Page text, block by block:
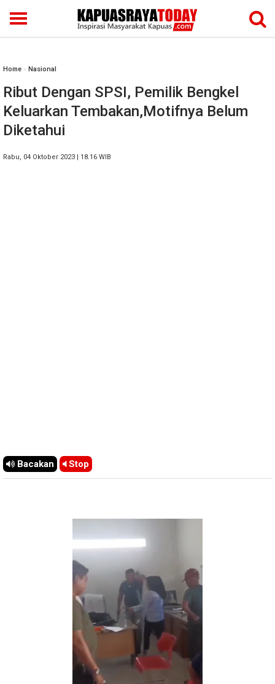
Home » Nasional
Ribut Dengan SPSI, Pemilik Bengkel
Keluarkan Tembakan,Motifnya Belum
Diketahui
Rabu, 04 Oktober 2023 | 18.16 WIB
Bacakan Stop